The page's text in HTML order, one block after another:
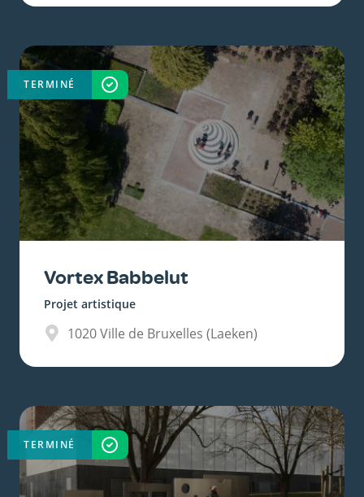
Vortex Babbelut
Projet artistique
1020Ville de Bruxelles (Laeken)
TERMINÉ
TERMINÉ